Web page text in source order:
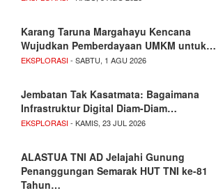
Karang Taruna Margahayu Kencana
Wujudkan Pemberdayaan UMKM untuk…
EKSPLORASI- SABTU, 1 AGU 2026
Jembatan Tak Kasatmata: Bagaimana
Infrastruktur Digital Diam-Diam…
EKSPLORASI- KAMIS, 23 JUL 2026
ALASTUA TNI AD Jelajahi Gunung
Penanggungan Semarak HUT TNI ke-81
Tahun…